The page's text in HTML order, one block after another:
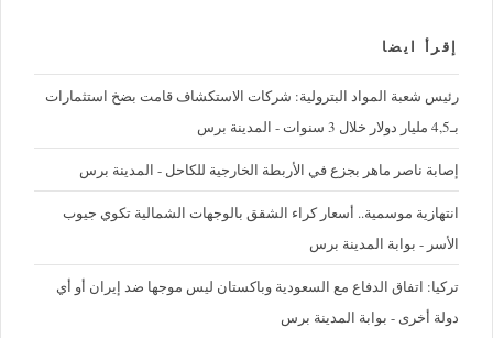
إقرأ ايضا
رئيس شعبة المواد البترولية: شركات الاستكشاف قامت بضخ استثمارات
بـ4,5 مليار دولار خلال 3 سنوات - المدينة برس
إصابة ناصر ماهر بجزع في الأربطة الخارجية للكاحل - المدينة برس
‪انتهازية موسمية.. أسعار كراء الشقق بالوجهات الشمالية تكوي جيوب
الأسر - بوابة المدينة برس
تركيا: اتفاق الدفاع مع السعودية وباكستان ليس موجها ضد إيران أو أي
دولة أخرى - بوابة المدينة برس